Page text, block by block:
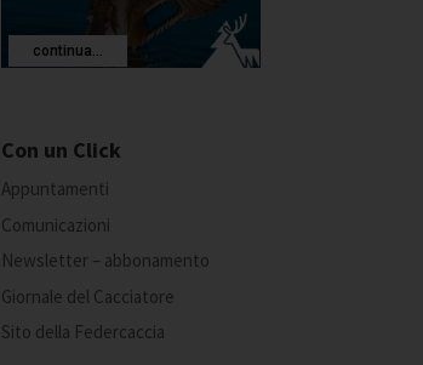
continua...
Con un Click
Appuntamenti
Comunicazioni
Newsletter – abbonamento
Giornale del Cacciatore
Sito della Federcaccia